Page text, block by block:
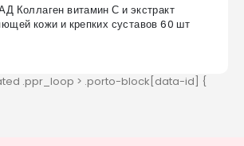
Коллаген витамин С и экстракт
кожи и крепких суставов 60 шт